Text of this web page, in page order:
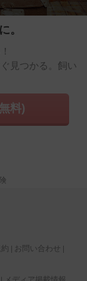
。
見つかる。飼い
料)
お問い合わせ